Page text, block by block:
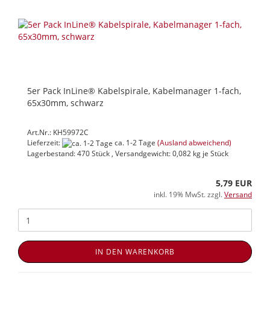
5er Pack InLine® Kabelspirale, Kabelmanager 1-fach,
65x30mm, schwarz
Art.Nr.: KH59972C
Lieferzeit:
ca. 1-2 Tage (Ausland abweichend)
Lagerbestand: 470 Stück , Versandgewicht:0,082 kg je Stück
5,79 EUR
inkl. 19% MwSt. zzgl.Versand
IN DEN WARENKORB